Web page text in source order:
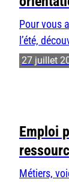
Pour vous
l’été,
27 juillet
Emploi
Métiers,